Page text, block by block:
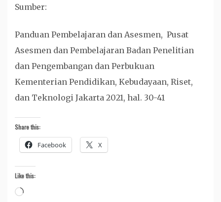
Sumber:
Panduan Pembelajaran dan Asesmen, Pusat
Asesmen dan Pembelajaran Badan Penelitian
dan Pengembangan dan Perbukuan
Kementerian Pendidikan, Kebudayaan, Riset,
dan Teknologi Jakarta 2021, hal. 30-41
Share this:
Facebook X
Like this:
Loading…